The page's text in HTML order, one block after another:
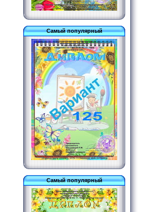
Самый популярный
Самый популярный